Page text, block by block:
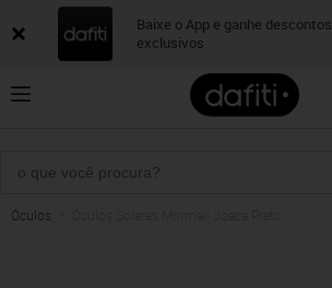
Baixe o App e ganhe descontos
exclusivos
Óculos